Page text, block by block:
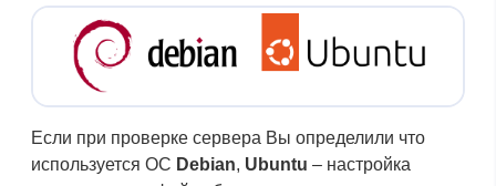
Если при проверке сервера Вы определили что
используется ОС Debian, Ubuntu – настройка